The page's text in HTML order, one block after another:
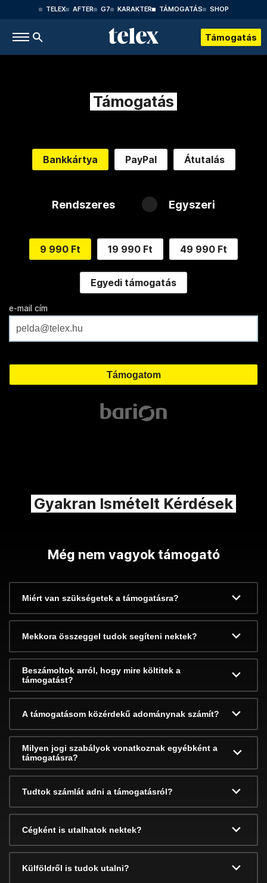
TELEX AFTER G7 KARAKTER TÁMOGATÁS SHOP
Támogatás
Támogatás
Bankkártya PayPal Átutalás
Rendszeres Egyszeri
9 990 Ft 19 990 Ft 49 990 Ft
Egyedi támogatás
e-mail cím
Gyakran Ismételt Kérdések
Még nem vagyok támogató
Miért van szükségetek a támogatásra?
Mekkora összeggel tudok segíteni nektek?
Beszámoltok arról, hogy mire költitek a
támogatást?
A támogatásom közérdekű adománynak számít?
Milyen jogi szabályok vonatkoznak egyébként a
támogatásra?
Tudtok számlát adni a támogatásról?
Cégként is utalhatok nektek?
Külföldről is tudok utalni?